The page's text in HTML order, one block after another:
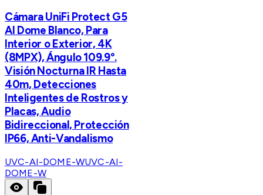
Cámara UniFi Protect G5
AI Dome Blanco, Para
Interior o Exterior, 4K
(8MPX), Ángulo 109.9°.
Visión Nocturna IR Hasta
40m, Detecciones
Inteligentes de Rostros y
Placas, Audio
Bidireccional, Protección
IP66, Anti-Vandalismo
UVC-AI-DOME-WUVC-AI-
DOME-W